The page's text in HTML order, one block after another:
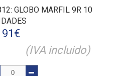
: GLOBO MARFIL 9R 10
€
(IVA incluido)